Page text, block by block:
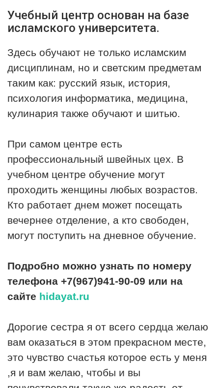
Учебный центр основан на базе
исламского университета.
Здесь обучают не только исламским
дисциплинам, но и светским предметам
таким как: русский язык, история,
психология информатика, медицина,
кулинария также обучают и шитью.
При самом центре есть
профессиональный швейных цех. В
учебном центре обучение могут
проходить женщины любых возрастов.
Кто работает днем может посещать
вечернее отделение, а кто свободен,
могут поступить на дневное обучение.
Подробно можно узнать по номеру
телефона +7(967)941-90-09 или на
сайте hidayat.ru
Дорогие сестра я от всего сердца желаю
вам оказаться в этом прекрасном месте,
это чувство счастья которое есть у меня
,я и вам желаю, чтобы и вы